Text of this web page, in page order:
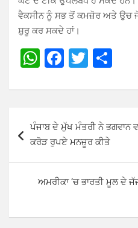
ਵੈਕਸੀਨ ਨੂੰ ਸਭ ਤੋਂ ਕਮਜ਼ੋਰ ਅਤੇ ਉਚ
ਸ਼ੁਰੂ ਕਰ ਸਕਦੇ ਹਾਂ।
W
at
A
p
F
ce
b
o
k
T
tt
er
ar
navigation
ਪੰਜਾਬ ਦੇ ਮੁੱਖ ਮੰਤਰੀ ਨੇ ਭਗਵਾਨ
ਕਰੋੜ ਰੁਪਏ ਮਨਜ਼ੂਰ ਕੀਤੇ
ਅਮਰੀਕਾ ‘ਚ ਭਾਰਤੀ ਮੂਲ ਦੇ